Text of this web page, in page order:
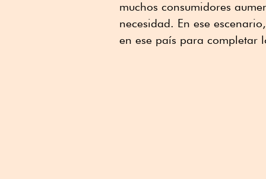
muchos consumidores
necesidad. En ese
en ese país para completar